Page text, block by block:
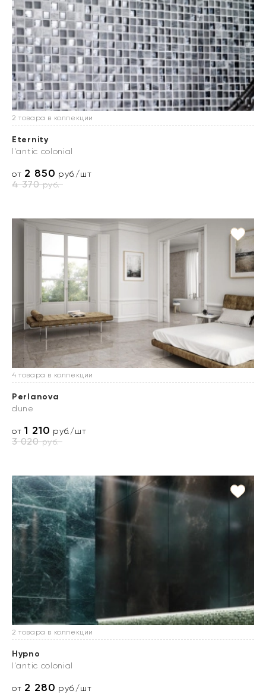
2 товара в коллекции
Eternity
l'antic colonial
от 2 850 руб./шт
4 370руб.
4 товара в коллекции
Perlanova
dune
от1 210 руб./шт
3 020руб.
2 товара в коллекции
Hypno
l'antic colonial
от 2 280 руб./шт